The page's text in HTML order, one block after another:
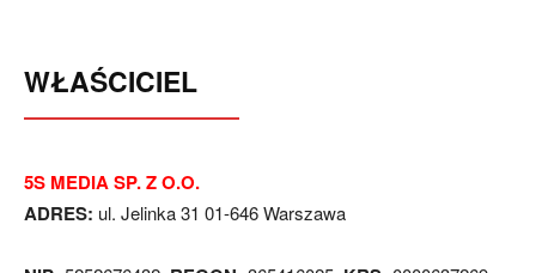
WŁAŚCICIEL
5S MEDIA SP. Z O.O.
ADRES: ul. Jelinka 31 01-646 Warszawa